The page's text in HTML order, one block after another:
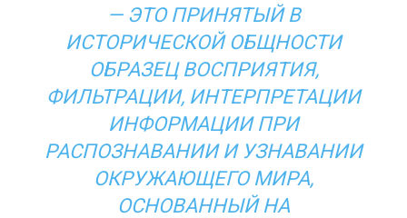
— ЭТО ПРИНЯТЫЙ В
ИСТОРИЧЕСКОЙ ОБЩНОСТИ
ОБРАЗЕЦ ВОСПРИЯТИЯ,
ФИЛЬТРАЦИИ, ИНТЕРПРЕТАЦИИ
ИНФОРМАЦИИ ПРИ
РАСПОЗНАВАНИИ И УЗНАВАНИИ
ОКРУЖАЮЩЕГО МИРА,
ОСНОВАННЫЙ НА